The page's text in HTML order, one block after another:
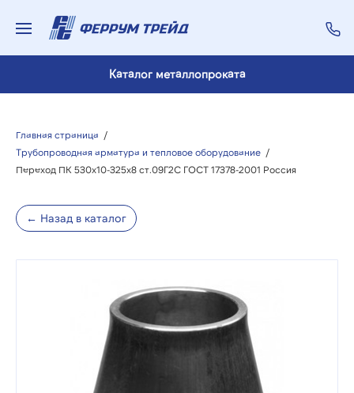
Каталог металлопроката
Главная страница /
Трубопроводная арматура и тепловое оборудование /
Переход ПК 530х10-325х8 ст.09Г2С ГОСТ 17378-2001 Россия
← Назад в каталог